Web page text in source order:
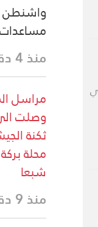
واشنطن
مساعدات
منذ 4 دقائق
وصلت
ثكنة
محلة
شبعا
منذ 9 دقائق